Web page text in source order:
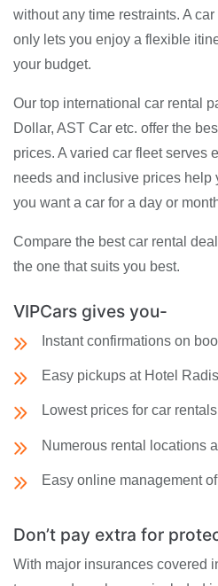
without any time restraints. A
only lets you enjoy a flexible
your budget.
Our top international car rental
Dollar, AST Car etc. offer the
prices. A varied car fleet serves
needs and inclusive prices help
you want a car for a day or
Compare the best car rental
the one that suits you best.
VIPCars gives you-
Instant confirmations on
Easy pickups at Hotel
Lowest prices for car
Numerous rental locations
Easy online management
Don’t pay extra for
With major insurances covered